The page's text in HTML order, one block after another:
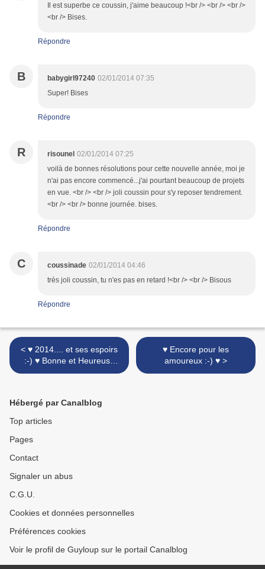
Il est superbe ce coussin, j'aime beaucoup !<br /> <br /> <br />
<br /> Bises.
Répondre
B babygirl97240 02/01/2014 07:35
Super! Bises
Répondre
R risounel 02/01/2014 07:25
voilà de bonnes résolutions pour cette nouvelle année, moi je
n'ai pas encore commencé...j'ai pourtant beaucoup de projets
en vue. <br /> <br /> joli coussin pour s'y reposer tendrement.
<br /> <br /> bonne journée. bises.
Répondre
C coussinade 02/01/2014 04:46
très joli coussin, tu n'es pas en retard !<br /> <br /> Bisous
Répondre
< ♥ 2014.... et ses espoirs
:-) ♥ Bonne et Heureuse
Année... ♥
♥ Encore pour les
amoureux :-) ♥ >
Hébergé par Canalblog
Top articles
Pages
Contact
Signaler un abus
C.G.U.
Cookies et données personnelles
Préférences cookies
Voir le profil de Guyloup sur le portail Canalblog